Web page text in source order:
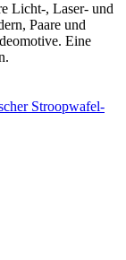
Licht-, Laser- und
Paare und
Eine
Stroopwafel-